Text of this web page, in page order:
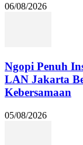
06/08/2026
Ngopi Penuh
LAN Jakarta
Kebersamaan
05/08/2026